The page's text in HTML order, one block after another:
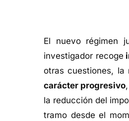
El nuevo régimen
investigador recoge
otras cuestiones, la
carácter progresivo
la reducción del
tramo desde el